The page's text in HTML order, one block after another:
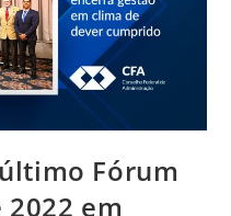
Fórum
em